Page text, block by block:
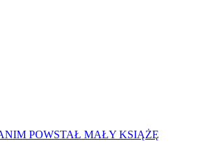
POWSTAŁ MAŁY KSIĄŻĘ